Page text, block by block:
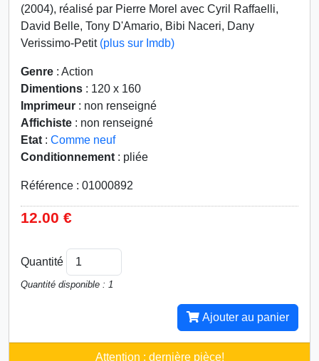
(2004), réalisé par Pierre Morel avec Cyril Raffaelli,
David Belle, Tony D'Amario, Bibi Naceri, Dany
Verissimo-Petit (plus sur Imdb)
Genre : Action
Dimentions : 120 x 160
Imprimeur : non renseigné
Affichiste : non renseigné
Etat : Comme neuf
Conditionnement : pliée
Référence : 01000892
12.00 €
Quantité
Quantité disponible : 1
Ajouter au panier
Attention : dernière pièce!